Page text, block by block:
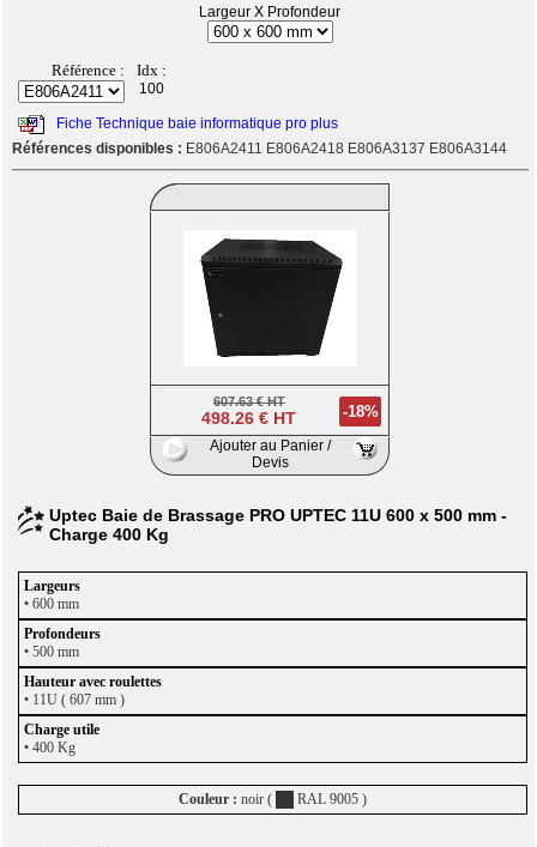
Largeur X Profondeur
Référence : Idx :
100
Fiche Technique baie informatique pro plus
Références disponibles : E806A2411 E806A2418 E806A3137 E806A3144
607.63 € HT
498.26 € HT -18%
Ajouter au Panier /
Devis
Uptec Baie de Brassage PRO UPTEC 11U 600 x 500 mm -
Charge 400 Kg
• 600 mm
•500 mm
• 11U ( 607 mm )
• 400 Kg
Couleur :noir ( RAL 9005 )